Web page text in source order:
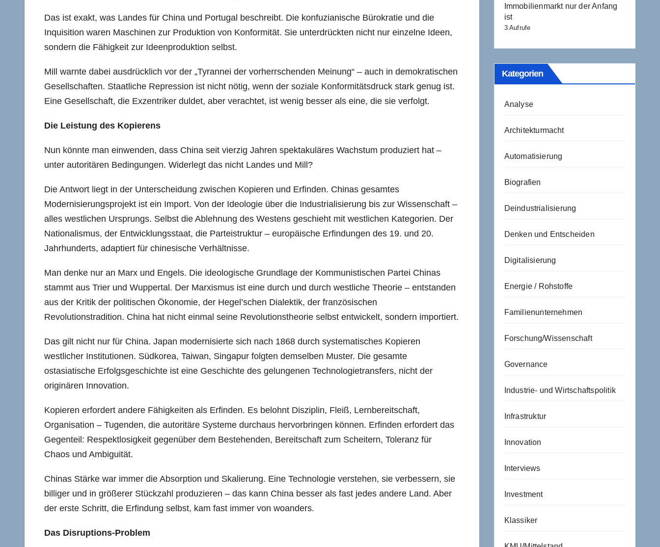
Das ist exakt, was Landes für China und Portugal beschreibt. Die konfuzianische Bürokratie und die
Inquisition waren Maschinen zur Produktion von Konformität. Sie unterdrückten nicht nur einzelne Ideen,
sondern die Fähigkeit zur Ideenproduktion selbst.
Mill warnte dabei ausdrücklich vor der „Tyrannei der vorherrschenden Meinung“ – auch in demokratischen
Gesellschaften. Staatliche Repression ist nicht nötig, wenn der soziale Konformitätsdruck stark genug ist.
Eine Gesellschaft, die Exzentriker duldet, aber verachtet, ist wenig besser als eine, die sie verfolgt.
Die Leistung des Kopierens
Nun könnte man einwenden, dass China seit vierzig Jahren spektakuläres Wachstum produziert hat –
unter autoritären Bedingungen. Widerlegt das nicht Landes und Mill?
Die Antwort liegt in der Unterscheidung zwischen Kopieren und Erfinden. Chinas gesamtes
Modernisierungsprojekt ist ein Import. Von der Ideologie über die Industrialisierung bis zur Wissenschaft –
alles westlichen Ursprungs. Selbst die Ablehnung des Westens geschieht mit westlichen Kategorien. Der
Nationalismus, der Entwicklungsstaat, die Parteistruktur – europäische Erfindungen des 19. und 20.
Jahrhunderts, adaptiert für chinesische Verhältnisse.
Man denke nur an Marx und Engels. Die ideologische Grundlage der Kommunistischen Partei Chinas
stammt aus Trier und Wuppertal. Der Marxismus ist eine durch und durch westliche Theorie – entstanden
aus der Kritik der politischen Ökonomie, der Hegel’schen Dialektik, der französischen
Revolutionstradition. China hat nicht einmal seine Revolutionstheorie selbst entwickelt, sondern importiert.
Das gilt nicht nur für China. Japan modernisierte sich nach 1868 durch systematisches Kopieren
westlicher Institutionen. Südkorea, Taiwan, Singapur folgten demselben Muster. Die gesamte
ostasiatische Erfolgsgeschichte ist eine Geschichte des gelungenen Technologietransfers, nicht der
originären Innovation.
Kopieren erfordert andere Fähigkeiten als Erfinden. Es belohnt Disziplin, Fleiß, Lernbereitschaft,
Organisation – Tugenden, die autoritäre Systeme durchaus hervorbringen können. Erfinden erfordert das
Gegenteil: Respektlosigkeit gegenüber dem Bestehenden, Bereitschaft zum Scheitern, Toleranz für
Chaos und Ambiguität.
Chinas Stärke war immer die Absorption und Skalierung. Eine Technologie verstehen, sie verbessern, sie
billiger und in größerer Stückzahl produzieren – das kann China besser als fast jedes andere Land. Aber
der erste Schritt, die Erfindung selbst, kam fast immer von woanders.
Das Disruptions-Problem
Immobilienmarkt nur der Anfang
ist
3 Aufrufe
Kategorien
Analyse
Architekturmacht
Automatisierung
Biografien
Deindustrialisierung
Denken und Entscheiden
Digitalisierung
Energie / Rohstoffe
Familienunternehmen
Forschung/Wissenschaft
Governance
Industrie- und Wirtschaftspolitik
Infrastruktur
Innovation
Interviews
Investment
Klassiker